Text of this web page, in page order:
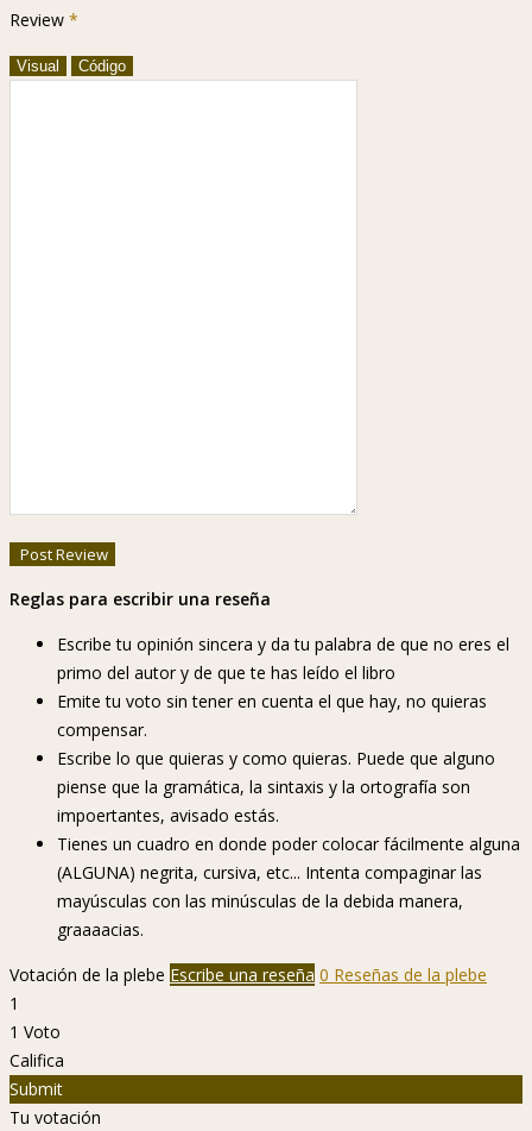
Review *
Visual Código
Reglas para escribir una reseña
Escribe tu opinión sincera y da tu palabra de que no eres el
primo del autor y de que te has leído el libro
Emite tu voto sin tener en cuenta el que hay, no quieras
compensar.
Escribe lo que quieras y como quieras. Puede que alguno
piense que la gramática, la sintaxis y la ortografía son
impoertantes, avisado estás.
Tienes un cuadro en donde poder colocar fácilmente alguna
(ALGUNA) negrita, cursiva, etc... Intenta compaginar las
mayúsculas con las minúsculas de la debida manera,
graaaacias.
Votación de la plebe Escribe una reseña 0 Reseñas de la plebe
1
1 Voto
Califica
Submit
Tu votación